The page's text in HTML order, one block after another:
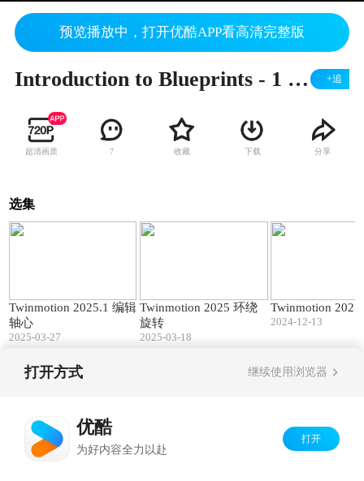
预览播放中，打开优酷APP看高清完整版
Introduction to Blueprints - 1 - Blueprint Introduction +追
超清画质 7 收藏 下载 分享
选集
Twinmotion 2025.1 编辑
轴心
2025-03-27
Twinmotion 2025 环绕
旋转
2025-03-18
Twinmotion 2025
2024-12-13
打开方式 继续使用浏览器
优酷
为好内容全力以赴
打开